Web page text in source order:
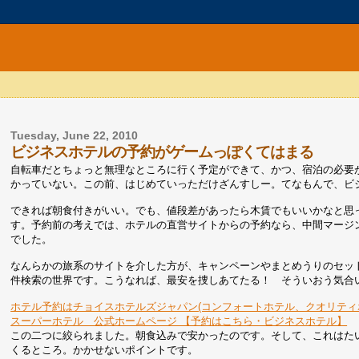
Tuesday, June 22, 2010
ビジネスホテルの予約がゲームっぽくてはまる
自転車だとちょっと無理なところに行く予定ができて、かつ、宿泊の必
かっていない。この前、はじめていっただけざんすしー。てなもんで、
できれば朝食付きがいい。でも、値段差があったら木賃でもいいかなと
す。予約前の考えでは、ホテルの直営サイトからの予約なら、中間マー
でした。
なんらかの旅系のサイトを介した方が、キャンペーンやまとめうりのセ
件検索の世界です。こうなれば、最安を捜しあてたる！ そういおう気合
ホテル予約はチョイスホテルズジャパン(コンフォートホテル、クオリテ
スーパーホテル 公式ホームページ 【予約はこちら・ビジネスホテル】
この二つに絞られました。朝食込みで安かったのです。そして、これは
くるところ。かかせないポイントです。